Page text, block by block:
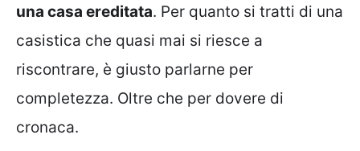
una casa ereditata. Per quanto si tratti di una
casistica che quasi mai si riesce a
riscontrare, è giusto parlarne per
completezza. Oltre che per dovere di
cronaca.